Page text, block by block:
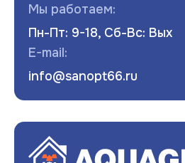
Мы работаем:
Пн-Пт: 9-18, Сб-Вс: Вых
E-mail:
info@sanopt66.ru